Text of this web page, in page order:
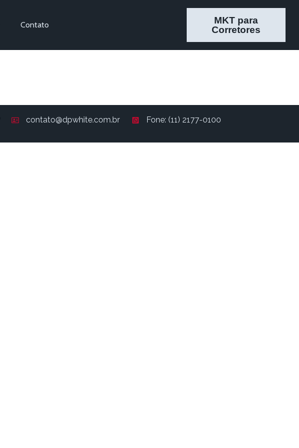
Contato
MKT para
Corretores
contato@dpwhite.com.br Fone: (11) 2177-0100